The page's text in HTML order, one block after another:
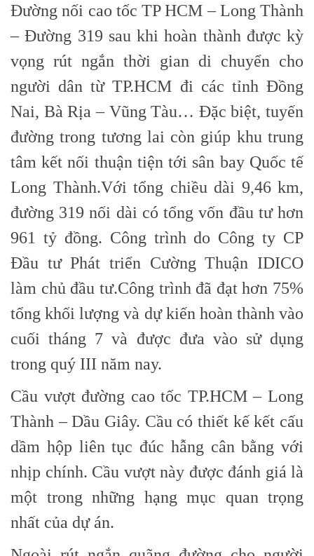
Đường nối cao tốc TP HCM – Long Thành
– Đường 319 sau khi hoàn thành được kỳ
vọng rút ngắn thời gian di chuyển cho
người dân từ TP.HCM đi các tỉnh Đồng
Nai, Bà Rịa – Vũng Tàu… Đặc biệt, tuyến
đường trong tương lai còn giúp khu trung
tâm kết nối thuận tiện tới sân bay Quốc tế
Long Thành.Với tổng chiều dài 9,46 km,
đường 319 nối dài có tổng vốn đầu tư hơn
961 tỷ đồng. Công trình do Công ty CP
Đầu tư Phát triển Cường Thuận IDICO
làm chủ đầu tư.Công trình đã đạt hơn 75%
tổng khối lượng và dự kiến hoàn thành vào
cuối tháng 7 và được đưa vào sử dụng
trong quý III năm nay.
Cầu vượt đường cao tốc TP.HCM – Long
Thành – Dầu Giây. Cầu có thiết kế kết cấu
dầm hộp liên tục đúc hẫng cân bằng với
nhịp chính. Cầu vượt này được đánh giá là
một trong những hạng mục quan trọng
nhất của dự án.